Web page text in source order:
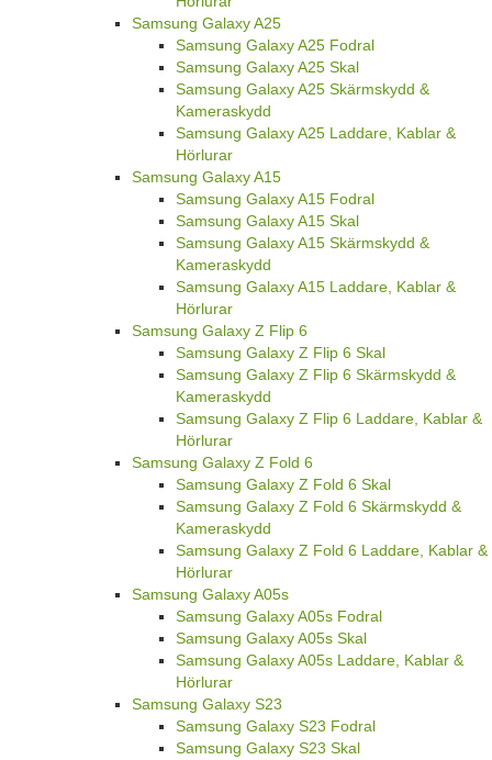
Samsung Galaxy A25
Samsung Galaxy A25 Fodral
Samsung Galaxy A25 Skal
Samsung Galaxy A25 Skärmskydd &
Kameraskydd
Samsung Galaxy A25 Laddare, Kablar &
Hörlurar
Samsung Galaxy A15
Samsung Galaxy A15 Fodral
Samsung Galaxy A15 Skal
Samsung Galaxy A15 Skärmskydd &
Kameraskydd
Samsung Galaxy A15 Laddare, Kablar &
Hörlurar
Samsung Galaxy Z Flip 6
Samsung Galaxy Z Flip 6 Skal
Samsung Galaxy Z Flip 6 Skärmskydd &
Kameraskydd
Samsung Galaxy Z Flip 6 Laddare, Kablar &
Hörlurar
Samsung Galaxy Z Fold 6
Samsung Galaxy Z Fold 6 Skal
Samsung Galaxy Z Fold 6 Skärmskydd &
Kameraskydd
Samsung Galaxy Z Fold 6 Laddare, Kablar &
Hörlurar
Samsung Galaxy A05s
Samsung Galaxy A05s Fodral
Samsung Galaxy A05s Skal
Samsung Galaxy A05s Laddare, Kablar &
Hörlurar
Samsung Galaxy S23
Samsung Galaxy S23 Fodral
Samsung Galaxy S23 Skal